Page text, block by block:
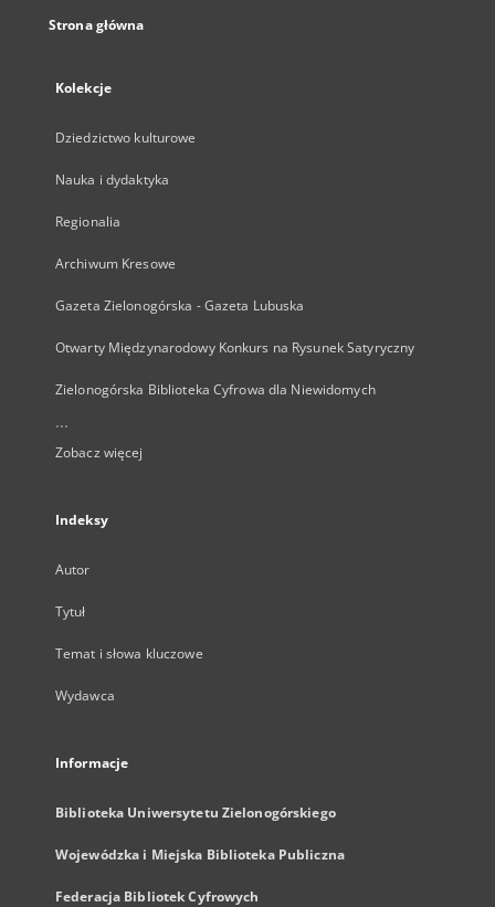
Strona główna
Kolekcje
Dziedzictwo kulturowe
Nauka i dydaktyka
Regionalia
Archiwum Kresowe
Gazeta Zielonogórska - Gazeta Lubuska
Otwarty Międzynarodowy Konkurs na Rysunek Satyryczny
Zielonogórska Biblioteka Cyfrowa dla Niewidomych
...
Zobacz więcej
Indeksy
Autor
Tytuł
Temat i słowa kluczowe
Wydawca
Informacje
Biblioteka Uniwersytetu Zielonogórskiego
Wojewódzka i Miejska Biblioteka Publiczna
Federacja Bibliotek Cyfrowych